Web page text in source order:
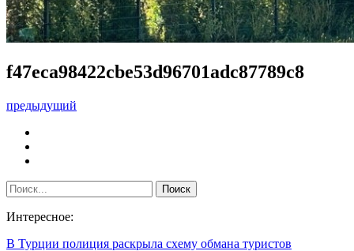
f47eca98422cbe53d96701adc87789c8
предыдущий
Интересное:
В Турции полиция раскрыла схему обмана туристов